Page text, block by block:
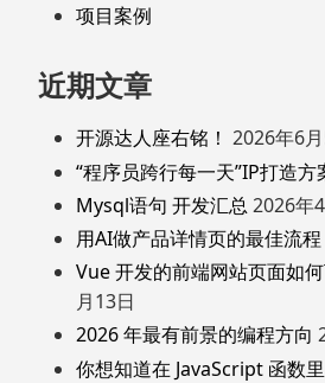
项目案例
近期文章
开源达人座右铭！ 2026年6
“程序员跨行每一天”IP打造方
Mysql语句 开发汇总 2026年
用AI做产品详情页的最佳流程
Vue 开发的前端网站页面如
月13日
2026 年最有前景的编程方向
你想知道在 JavaScript 函数